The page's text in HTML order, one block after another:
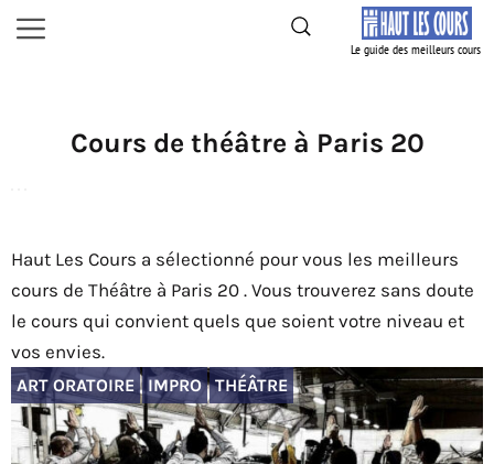
Aller
au
Menu
Cours de théâtre à Paris 20
Haut Les Cours a sélectionné pour vous les meilleurs
cours de Théâtre à Paris 20 . Vous trouverez sans doute
le cours qui convient quels que soient votre niveau et
vos envies.
ART ORATOIRE IMPRO THÉÂTRE